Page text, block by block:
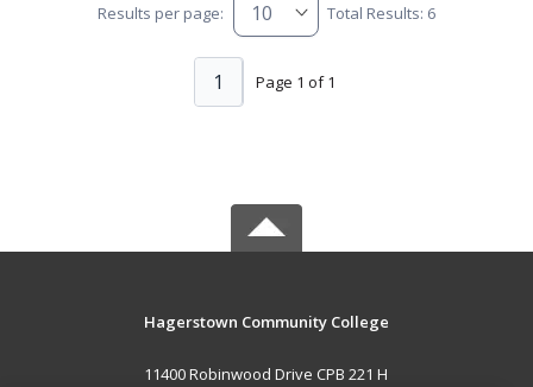
Results per page: Total Results: 6
Page 1 of 1
1
Hagerstown Community College
11400 Robinwood Drive CPB 221 H